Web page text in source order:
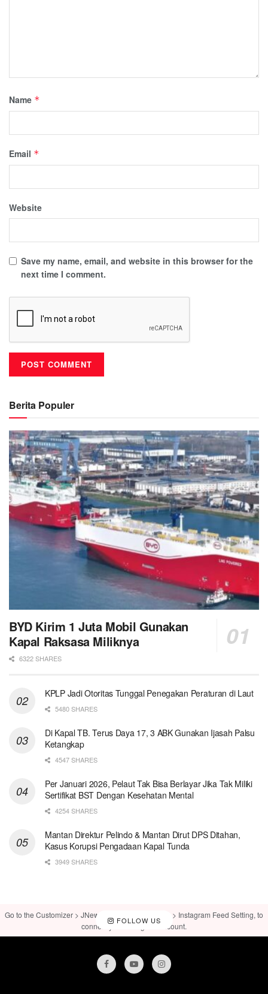
Name *
Email *
Website
Save my name, email, and website in this browser for the
next time I comment.
Berita Populer
BYD Kirim 1 Juta Mobil Gunakan
Kapal Raksasa Miliknya
6322 SHARES
KPLP Jadi Otoritas Tunggal Penegakan Peraturan di Laut
5480 SHARES
Di Kapal TB. Terus Daya 17, 3 ABK Gunakan Ijasah Palsu
Ketangkap
4547 SHARES
Per Januari 2026, Pelaut Tak Bisa Berlayar Jika Tak Miliki
Sertifikat BST Dengan Kesehatan Mental
4254 SHARES
Mantan Direktur Pelindo & Mantan Dirut DPS Ditahan,
Kasus Korupsi Pengadaan Kapal Tunda
3949 SHARES
FOLLOW US
Go to the Customizer > JNews : Social, Like & View > Instagram Feed Setting, to
connect your Instagram account.